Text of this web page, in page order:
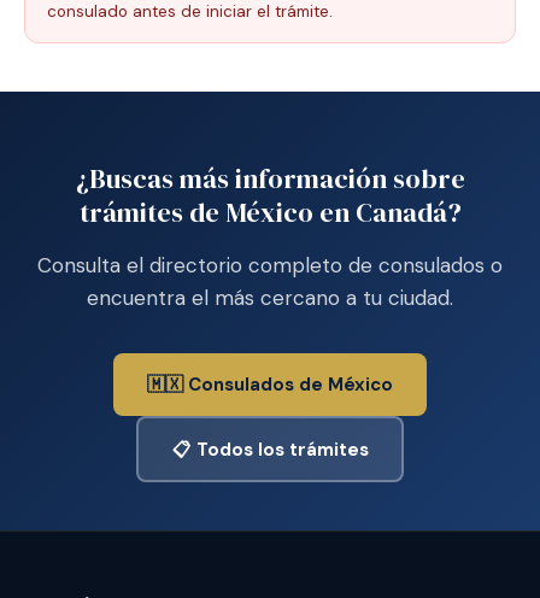
consulado antes de iniciar el trámite.
¿Buscas más información sobre
trámites de México en Canadá?
Consulta el directorio completo de consulados o
encuentra el más cercano a tu ciudad.
🇲🇽 Consulados de México
📋 Todos los trámites